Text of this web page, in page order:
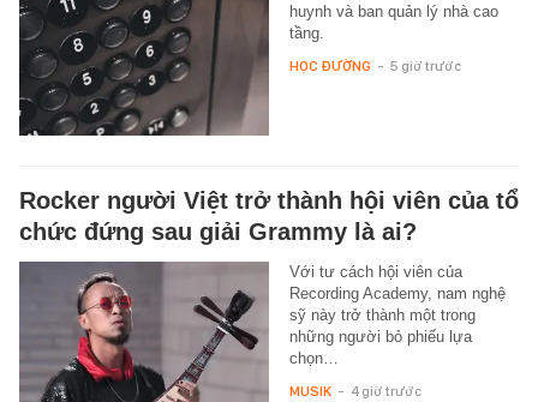
huynh và ban quản lý nhà cao
tầng.
HỌC ĐƯỜNG - 5 giờ trước
Rocker người Việt trở thành hội viên của tổ
chức đứng sau giải Grammy là ai?
Với tư cách hội viên của
Recording Academy, nam nghệ
sỹ này trở thành một trong
những người bỏ phiếu lựa
chọn…
MUSIK - 4 giờ trước